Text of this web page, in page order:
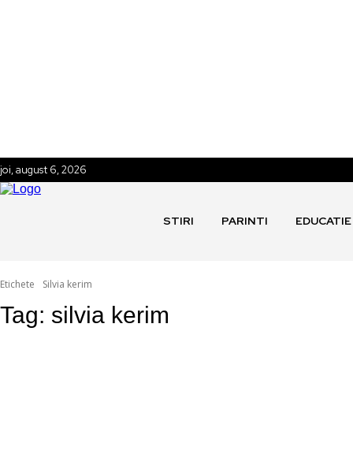
joi, august 6, 2026
STIRI PARINTI EDUCATIE
Etichete Silvia kerim
Tag: silvia kerim